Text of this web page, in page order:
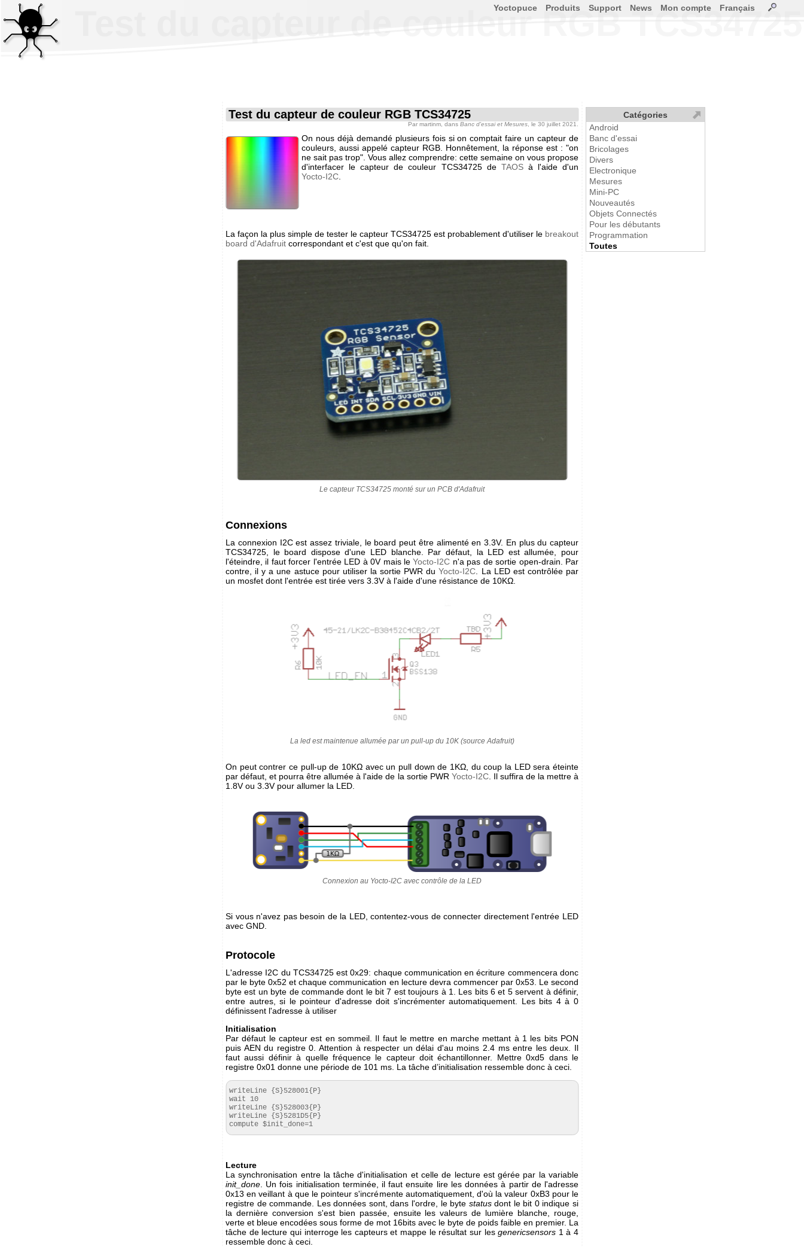
Test du capteur de couleur RGB TCS34725
Test du capteur de couleur RGB TCS34725
Par martinm , dans Banc d'essai et Mesures , le 30 juillet 2021.
On nous déjà demandé plusieurs fois si on comptait faire un capteur de
couleurs, aussi appelé capteur RGB. Honnêtement, la réponse est : "on
ne sait pas trop". Vous allez comprendre: cette semaine on vous propose
d'interfacer le capteur de couleur TCS34725 de TAOSà l'aide d'un
Yocto-I2C
La façon la plus simple de tester le capteur TCS34725 est probablement d'utiliser le breakout
board d'Adafruit correspondant et c'est que qu'on fait.
Le capteur TCS34725 monté sur un PCB d'Adafruit
Connexions
La connexion I2C est assez triviale, le board peut être alimenté en 3.3V. En plus du capteur
TCS34725, le board dispose d'une LED blanche. Par défaut, la LED est allumée, pour
l'éteindre, il faut forcer l'entrée LED à 0V mais leYocto-I2C n'a pas de sortie open-drain. Par
contre, il y a une astuce pour utiliser la sortie PWR duYocto-I2C . La LED est contrôlée par
un mosfet dont l'entrée est tirée vers 3.3V à l'aide d'une résistance de 10KΩ.
La led est maintenue allumée par un pull-up du 10K (source Adafruit)
On peut contrer ce pull-up de 10KΩ avec un pull down de 1KΩ, du coup la LED sera éteinte
par défaut, et pourra être allumée à l'aide de la sortie PWR Yocto-I2C. Il suffira de la mettre à
1.8V ou 3.3V pour allumer la LED.
Connexion au Yocto-I2C avec contrôle de la LED
Si vous n'avez pas besoin de la LED, contentez-vous de connecter directement l'entrée LED
avec GND.
Protocole
L'adresse I2C du TCS34725 est 0x29: chaque communication en écriture commencera donc
par le byte 0x52 et chaque communication en lecture devra commencer par 0x53. Le second
byte est un byte de commande dont le bit 7 est toujours à 1. Les bits 6 et 5 servent à définir,
entre autres, si le pointeur d'adresse doit s'incrémenter automatiquement. Les bits 4 à 0
définissent l'adresse à utiliser
Initialisation
Par défaut le capteur est en sommeil. Il faut le mettre en marche mettant à 1 les bits PON
puis AEN du registre 0. Attention à respecter un délai d'au moins 2.4 ms entre les deux. Il
faut aussi définir à quelle fréquence le capteur doit échantillonner. Mettre 0xd5 dans le
registre 0x01 donne une période de 101 ms. La tâche d’initialisation ressemble donc à ceci.
writeLine {S}528001{P}
wait 10
writeLine {S}528003{P}
writeLine {S}5281D5{P}
compute $init_done=1
Lecture
La synchronisation entre la tâche d'initialisation et celle de lecture est gérée par la variable
init_done . Un fois initialisation terminée, il faut ensuite lire les données à partir de l'adresse
0x13 en veillant à que le pointeur s'incrémente automatiquement, d'où la valeur 0xB3 pour le
registre de commande. Les données sont, dans l'ordre, le byte statusdont le bit 0 indique si
la dernière conversion s'est bien passée, ensuite les valeurs de lumière blanche, rouge,
verte et bleue encodées sous forme de mot 16bits avec le byte de poids faible en premier. La
tâche de lecture qui interroge les capteurs et mappe le résultat sur lesgenericsensors 1 à 4
ressemble donc à ceci.
Yoctopuce Produits Support News Mon compte Français
Catégories
Android
Banc d'essai
Bricolages
Divers
Electronique
Mesures
Mini-PC
Nouveautés
Objets Connectés
Pour les débutants
Programmation
Toutes